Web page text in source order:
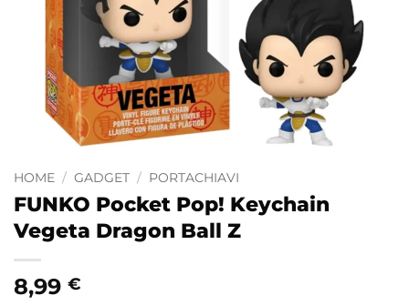
HOME / GADGET / PORTACHIAVI
FUNKO Pocket Pop! Keychain
Vegeta Dragon Ball Z
8,99 €